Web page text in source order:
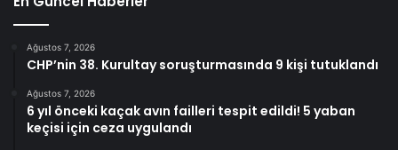
Ağustos 7, 2026
CHP’nin 38. Kurultay soruşturmasında 9 kişi tutuklandı
Ağustos 7, 2026
6 yıl önceki kaçak avın failleri tespit edildi! 5 yaban
keçisi için ceza uygulandı